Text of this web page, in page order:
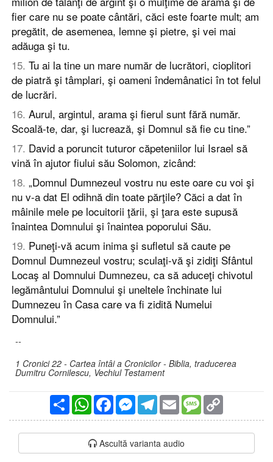
fier care nu se poate cântări, căci este foarte mult; am
pregătit, de asemenea, lemne şi pietre, şi vei mai
adăuga şi tu.
15. Tu ai la tine un mare număr de lucrători, cioplitori
de piatră şi tâmplari, şi oameni îndemânatici în tot felul
de lucrări.
16. Aurul, argintul, arama şi fierul sunt fără număr.
Scoală-te, dar, şi lucrează, şi Domnul să fie cu tine.”
17. David a poruncit tuturor căpeteniilor lui Israel să
vină în ajutor fiului său Solomon, zicând:
18. „Domnul Dumnezeul vostru nu este oare cu voi şi
nu v-a dat El odihnă din toate părţile? Căci a dat în
mâinile mele pe locuitorii ţării, şi ţara este supusă
înaintea Domnului şi înaintea poporului Său.
19. Puneţi-vă acum inima şi sufletul să caute pe
Domnul Dumnezeul vostru; sculaţi-vă şi zidiţi Sfântul
Locaş al Domnului Dumnezeu, ca să aduceţi chivotul
legământului Domnului şi uneltele închinate lui
Dumnezeu în Casa care va fi zidită Numelui
Domnului.”
--
1 Cronici 22 - Cartea întâi a Cronicilor - Biblia, traducerea
Dumitru Cornilescu, Vechiul Testament
PartajareWhatsAppFacebookMessengerTelegram
Email Message
Ascultă varianta audio